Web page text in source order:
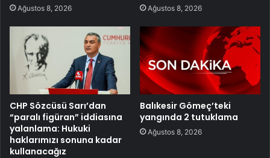
Ağustos 8, 2026 Ağustos 8, 2026
CHP Sözcüsü Sarı’dan
“paralı figüran” iddiasına
yalanlama: Hukuki
haklarımızı sonuna kadar
kullanacağız
Balıkesir Gömeç’teki
yangında 2 tutuklama
Ağustos 8, 2026